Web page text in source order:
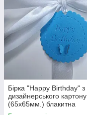
Бірка "Happy Birthday" з
дизайнерського картону
(65х65мм.) блакитна